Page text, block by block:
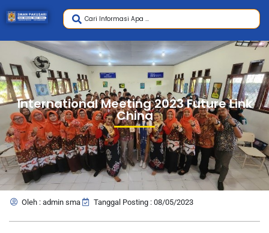
International Meeting 2023 Future Link
China
Oleh : admin sma Tanggal Posting : 08/05/2023